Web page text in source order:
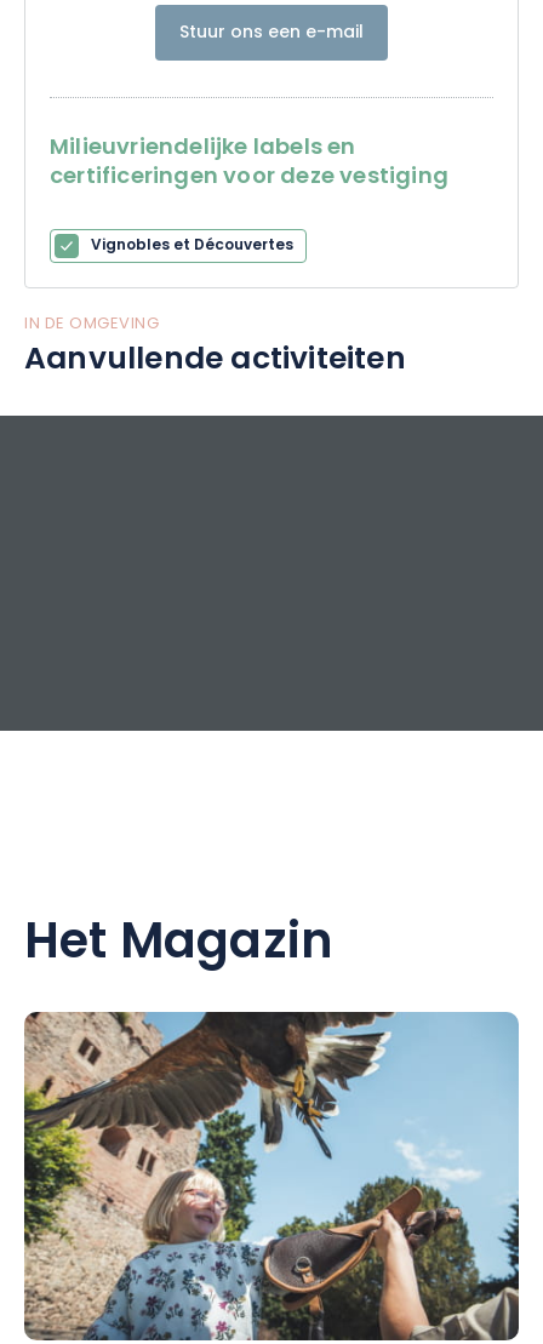
Stuur ons een e-mail
Milieuvriendelijke labels en
certificeringen voor deze vestiging
Vignobles et Découvertes
IN DE OMGEVING
Aanvullende activiteiten
Het Magazin